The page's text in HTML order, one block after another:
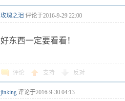
玫瑰之泪 评论于2016-9-29 22:00
好东西一定要看看！
评论 支持 反对
jinking 评论于2016-9-30 04:13